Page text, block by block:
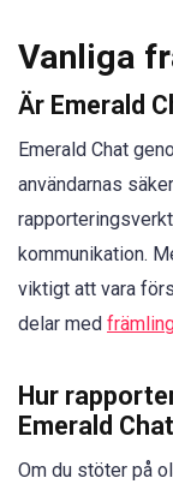
Vanliga
Är Emerald
Emerald Chat
användarnas
kommunikation.
viktigt att vara
delar med
Hur
Emerald
Om du stöter på